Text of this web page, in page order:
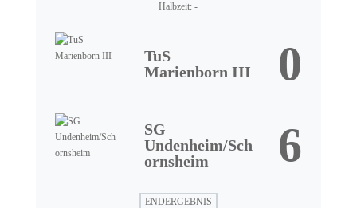
Halbzeit: -
TuS
Marienborn III
0
SG
Undenheim/Sch
ornsheim
6
ENDERGEBNIS